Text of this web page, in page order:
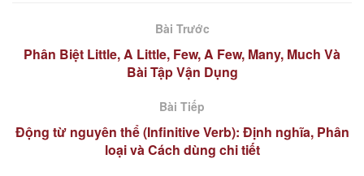
Bài Trước
Phân Biệt Little, A Little, Few, A Few, Many, Much Và
Bài Tập Vận Dụng
Bài Tiếp
Động từ nguyên thể (Infinitive Verb): Định nghĩa, Phân
loại và Cách dùng chi tiết